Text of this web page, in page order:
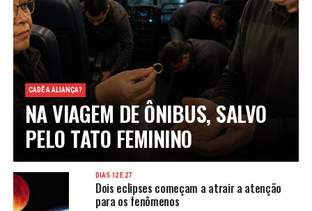
CADÊ A ALIANÇA?
NA VIAGEM DE ÔNIBUS, SALVO
PELO TATO FEMININO
DIAS 12 E 27
Dois eclipses começam a atrair a atenção
para os fenômenos